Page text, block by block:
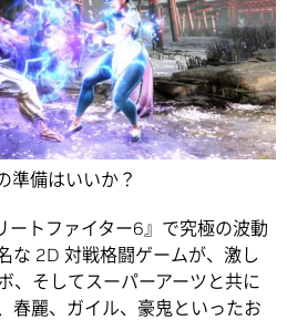
準備はいいか？
ートファイター6』で究極の波動
な 2D 対戦格闘ゲームが、激し
、そしてスーパーアーツと共に
春麗、ガイル、豪鬼といったお